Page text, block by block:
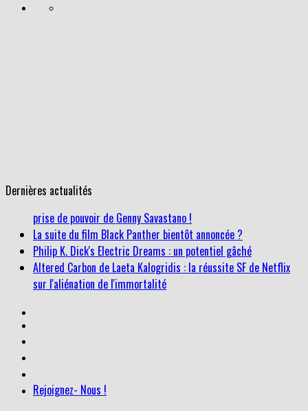
Dernières actualités
La suite du film Black Panther bientôt annoncée ?
Philip K. Dick's Electric Dreams : un potentiel gâché
Altered Carbon de Laeta Kalogridis : la réussite SF de Netflix
sur l'aliénation de l'immortalité
Gomorra saison 3 : Une entrée en matière suffocante pour la